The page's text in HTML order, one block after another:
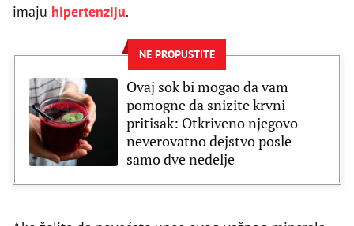
imaju hipertenziju.
NE PROPUSTITE
Ovaj sok bi mogao da vam
pomogne da snizite krvni
pritisak: Otkriveno njegovo
neverovatno dejstvo posle
samo dve nedelje